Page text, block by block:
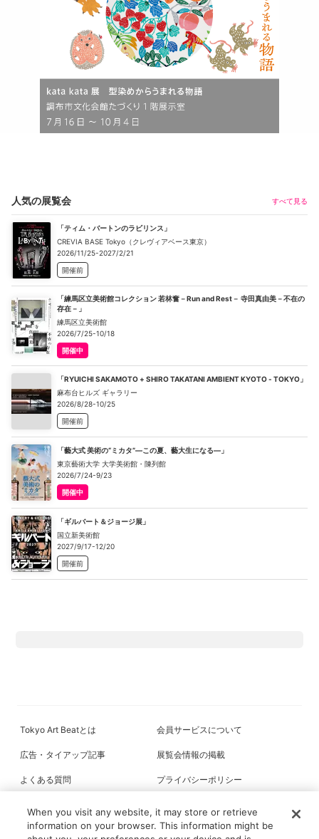
人気の展覧会 すべて見る
「ティム・バートンのラビリンス」
CREVIA BASE Tokyo（クレヴィアベース東京）
2026/11/25-2027/2/21
開催前
「練馬区立美術館コレクション 若林奮－Run and Rest－ 寺田真由美－不在の
存在－」
練馬区立美術館
2026/7/25-10/18
開催中
「RYUICHI SAKAMOTO + SHIRO TAKATANI AMBIENT KYOTO - TOKYO」
麻布台ヒルズ ギャラリー
2026/8/28-10/25
開催前
「藝大式 美術の“ミカタ”―この夏、藝大生になる―」
東京藝術大学 大学美術館・陳列館
2026/7/24-9/23
開催中
「ギルバート＆ジョージ展」
国立新美術館
2027/9/17-12/20
開催前
Tokyo Art Beatとは 会員サービスについて
広告・タイアップ記事 展覧会情報の掲載
よくある質問 プライバシーポリシー
When you visit any website, it may store or retrieve
information on your browser. This information might be